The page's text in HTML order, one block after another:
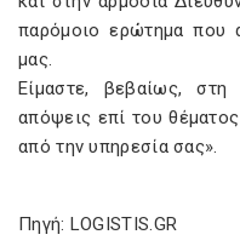
παρόμοιο ερώτημα που
μας.
Eίμαστε, βεβαίως,
απόψεις επί του
από την υπηρεσία σας».
Πηγή: LOGISTIS.GR